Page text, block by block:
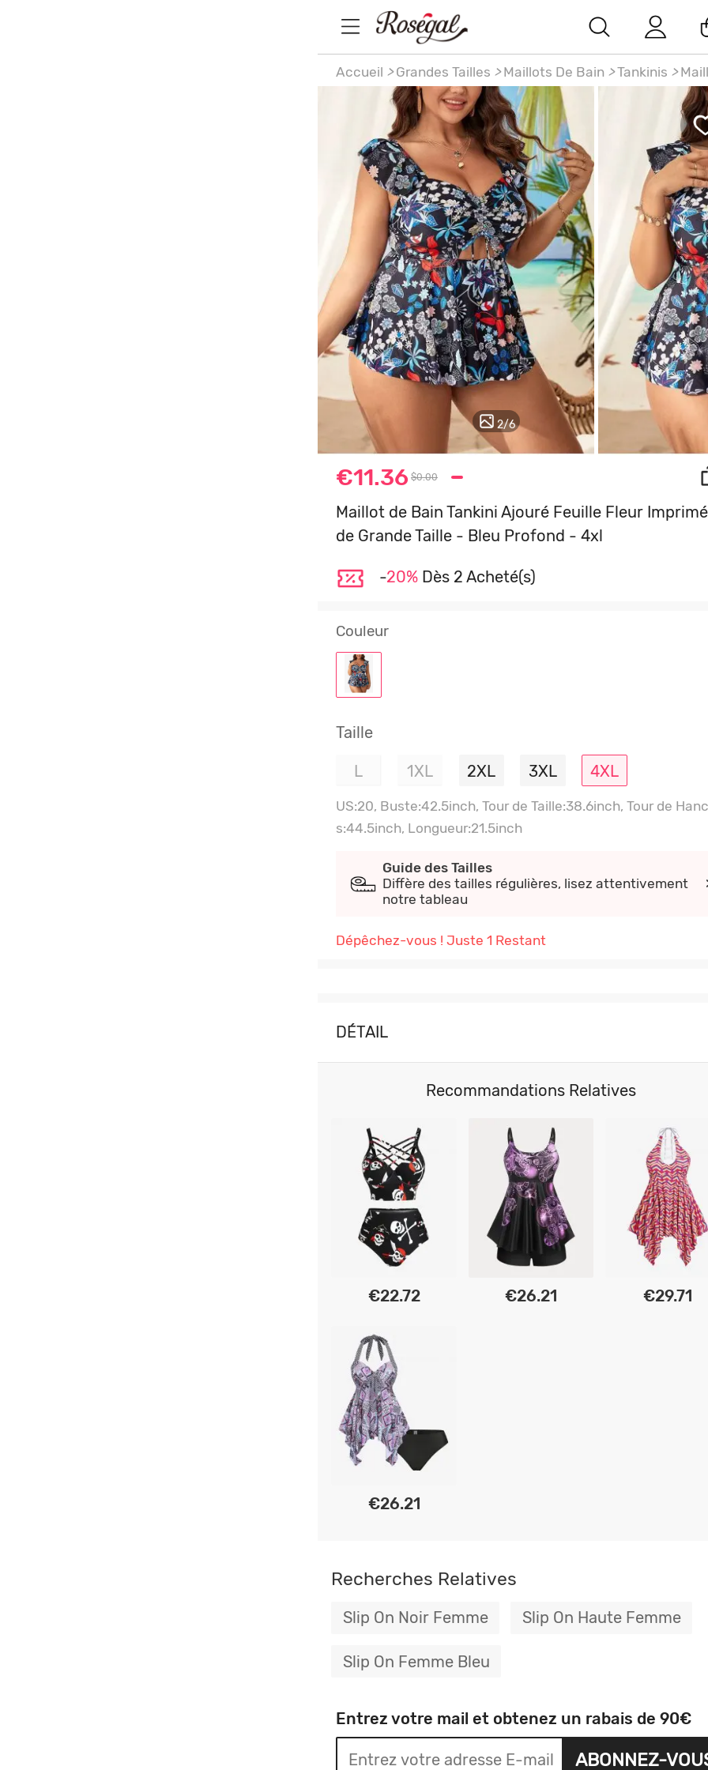
Accueil > Grandes Tailles > Maillots De Bain > Tankinis >
de Bain Tankini Ajouré Feuille Fleur Imprimées de Grande
2/6
€11.36 $0.00
Maillot de Bain Tankini Ajouré Feuille Fleur
de Grande Taille - Bleu Profond - 4xl
-20%Dès 2 Acheté(s)
Couleur
Taille
L 1XL 2XL 3XL 4XL
US:20, Buste:42.5inch, Tour de Taille:38.6inch, Tour de
s:44.5inch, Longueur:21.5inch
Guide des Tailles
Diffère des tailles régulières, lisez attentivement
notre tableau
Dépêchez-vous ! Juste 1 Restant
DÉTAIL
Recommandations Relatives
€22.72 €26.21 €29.71
€26.21
Recherches Relatives
Slip On Noir Femme Slip On Haute Femme
Slip On Femme Bleu
Entrez votre mail et obtenez un rabais de 90€
ABONNEZ-